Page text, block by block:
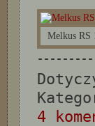
Melkus RS
4